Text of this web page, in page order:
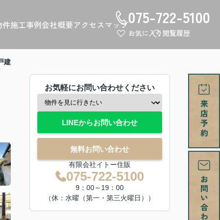
施工事例会社概要アクセスマップ075-722-5100
お気に入り 閲覧履歴
建
お気軽にお問い合わせください
LINEからお問い合わせ
無料お問い合わせ
有限会社イトー住販
075-722-5100
9：00～19：00
（休：水曜（第一・第三火曜日））